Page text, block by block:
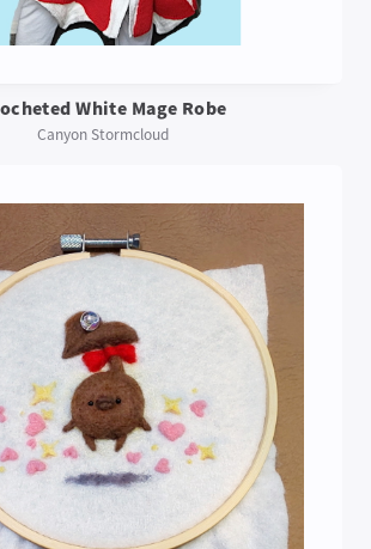
White Mage Robe
Canyon Stormcloud